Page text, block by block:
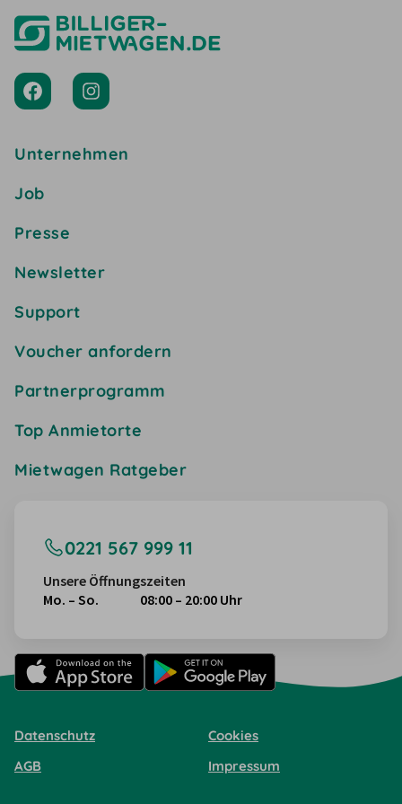
Unternehmen
Job
Presse
Newsletter
Support
Voucher anfordern
Partnerprogramm
Top Anmietorte
Mietwagen Ratgeber
0221 567 999 11
Unsere Öffnungszeiten
Mo. – So.
08:00 – 20:00 Uhr
Datenschutz
Cookies
AGB
Impressum